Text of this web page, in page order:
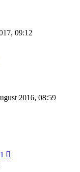
09:12
2016, 08:59